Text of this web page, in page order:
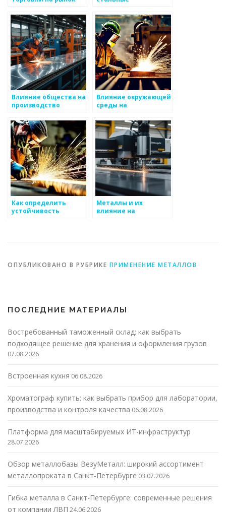
вашего проекта
Влияние общества на
производство
Влияние окружающей
среды на
отрасль
Как определить
устойчивость
Металлы и их
влияние на
ОПУБЛИКОВАНО В РУБРИКЕ ПРИМЕНЕНИЕ МЕТАЛЛОВ
ПОСЛЕДНИЕ МАТЕРИАЛЫ
Востребованный таможенный склад: как выбрать
подходящее решение для хранения и оформления грузов
07.08.2026
Встроенная кухня 06.08.2026
Хроматограф купить: как выбрать прибор для лаборатории,
производства и контроля качества 06.08.2026
Платформа для масштабируемых ИТ-инфраструктур
28.07.2026
Обзор металлобазы ВезуМеталл: широкий ассортимент
металлопроката в Санкт-Петербурге 03.07.2026
Гибка металла в Санкт-Петербурге: современные решения
от компании ЛВП 24.06.2026